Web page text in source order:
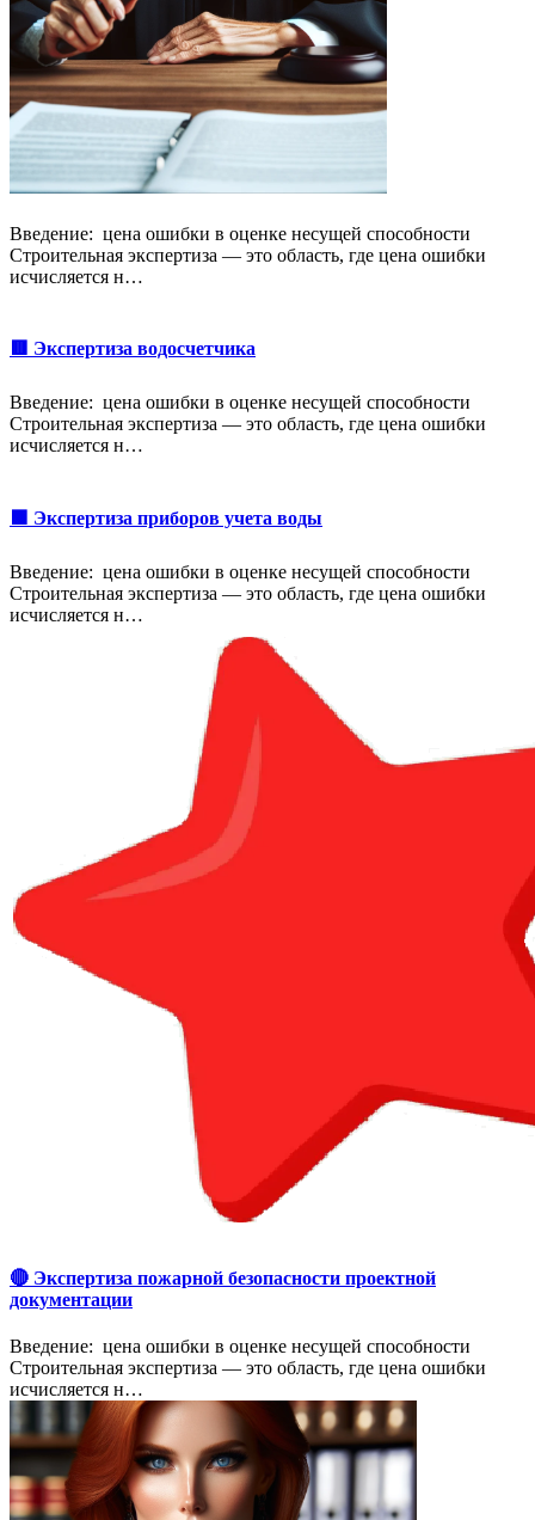
Введение: цена ошибки в оценке несущей способности
Строительная экспертиза — это область, где цена ошибки
исчисляется н…
🟥 Экспертиза водосчетчика
Введение: цена ошибки в оценке несущей способности
Строительная экспертиза — это область, где цена ошибки
исчисляется н…
🟩 Экспертиза приборов учета воды
Введение: цена ошибки в оценке несущей способности
Строительная экспертиза — это область, где цена ошибки
исчисляется н…
🔴 Экспертиза пожарной безопасности проектной
документации
Введение: цена ошибки в оценке несущей способности
Строительная экспертиза — это область, где цена ошибки
исчисляется н…